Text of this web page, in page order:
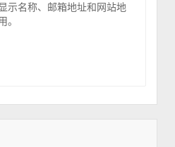
示名称、邮箱地址和网站地